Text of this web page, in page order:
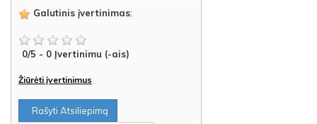
Galutinis įvertinimas:
0/5 - 0 Įvertinimu (-ais)
Žiūrėti įvertinimus
Rašyti Atsiliepimą